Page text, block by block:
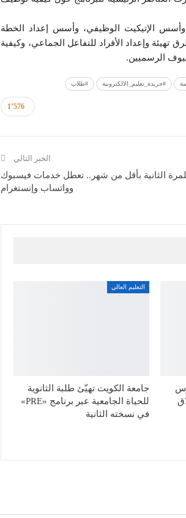
وأسس الإتيكيت الوظيفي، وأسس إعداد الخطة
تهيئة وإعداد الأفراد للتفاعل الجماعي، وكيفية
الرسميين.
#جريدة_تعليم_الالكترونية #طلاب
1٬576
الخبر التالي
الثانية بأقل من شهر.. تعطل خدمات فيسبوك
وواتساب وإنستغرام
التعليم العالي
جامعة الكويت تهيّئ طلبة الثانوية
للحياة الجامعية عبر برنامج «PRE»
في نسخته الثانية